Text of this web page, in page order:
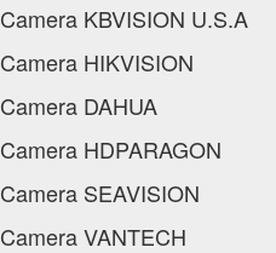
Camera KBVISION U.S.A
Camera HIKVISION
Camera DAHUA
Camera HDPARAGON
Camera SEAVISION
Camera VANTECH